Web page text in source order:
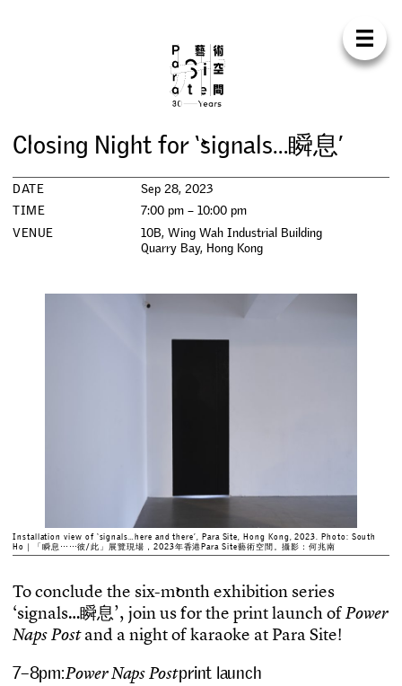
Para
UT SUP
E XHI ITION S
PR AMM
CONFERENCE
RESIDENCY
BLICATIO
Closing Night for ‘signals…瞬息’
DATE
Sep 28, 2023
TIME
7:00 pm – 10:00 pm
VENUE
10B, Wing Wah Industrial Building
Quarry Bay, Hong Kong
Installation view of ‘signals…here and there’, Para Site, Hong Kong, 2023. Photo: South
Ho｜「瞬息⋯⋯彼/此」展覽現場，2023年香港Para Site藝術空間。攝影：何兆南
Toconclude the six-monthexhibition series
‘signals…瞬息’, joinusforthe printlaunchofPower
NapsPost and a nightofkaraoke at Para Site!
7–8pm:Power Naps Postprint launch